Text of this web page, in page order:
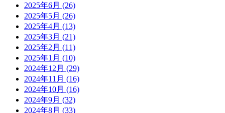
2025年6月 (26)
2025年5月 (26)
2025年4月 (13)
2025年3月 (21)
2025年2月 (11)
2025年1月 (10)
2024年12月 (29)
2024年11月 (16)
2024年10月 (16)
2024年9月 (32)
2024年8月 (33)